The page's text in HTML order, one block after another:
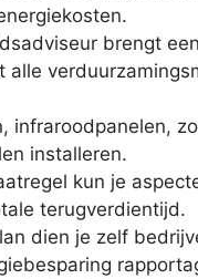
brengt
infraroodpanelen,
installeren.
kun je
terugverdientijd.
dien je zelf